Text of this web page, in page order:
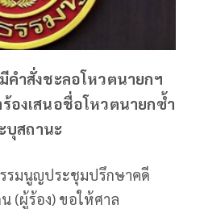
คำสั่งชะลอโหวตนายกฯ
องเสนอชื่อโหวตนายกซ้ำ
บุสถานะ
รรมนูญประชุมปรึกษาคดี
(ผู้ร้อง) ขอให้ศาล